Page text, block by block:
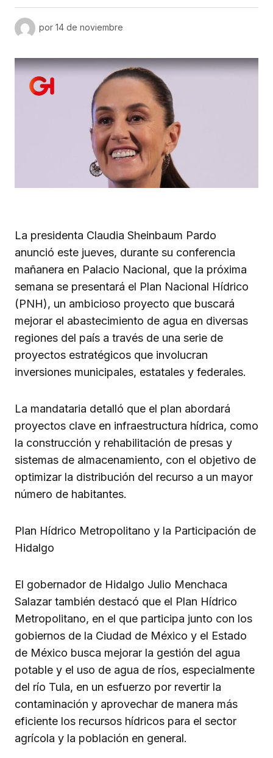
por 14 de noviembre
La presidenta Claudia Sheinbaum Pardo
anunció este jueves, durante su conferencia
mañanera en Palacio Nacional, que la próxima
semana se presentará el Plan Nacional Hídrico
(PNH), un ambicioso proyecto que buscará
mejorar el abastecimiento de agua en diversas
regiones del país a través de una serie de
proyectos estratégicos que involucran
inversiones municipales, estatales y federales.
La mandataria detalló que el plan abordará
proyectos clave en infraestructura hídrica, como
la construcción y rehabilitación de presas y
sistemas de almacenamiento, con el objetivo de
optimizar la distribución del recurso a un mayor
número de habitantes.
Plan Hídrico Metropolitano y la Participación de
Hidalgo
El gobernador de Hidalgo Julio Menchaca
Salazar también destacó que el Plan Hídrico
Metropolitano, en el que participa junto con los
gobiernos de la Ciudad de México y el Estado
de México busca mejorar la gestión del agua
potable y el uso de agua de ríos, especialmente
del río Tula, en un esfuerzo por revertir la
contaminación y aprovechar de manera más
eficiente los recursos hídricos para el sector
agrícola y la población en general.